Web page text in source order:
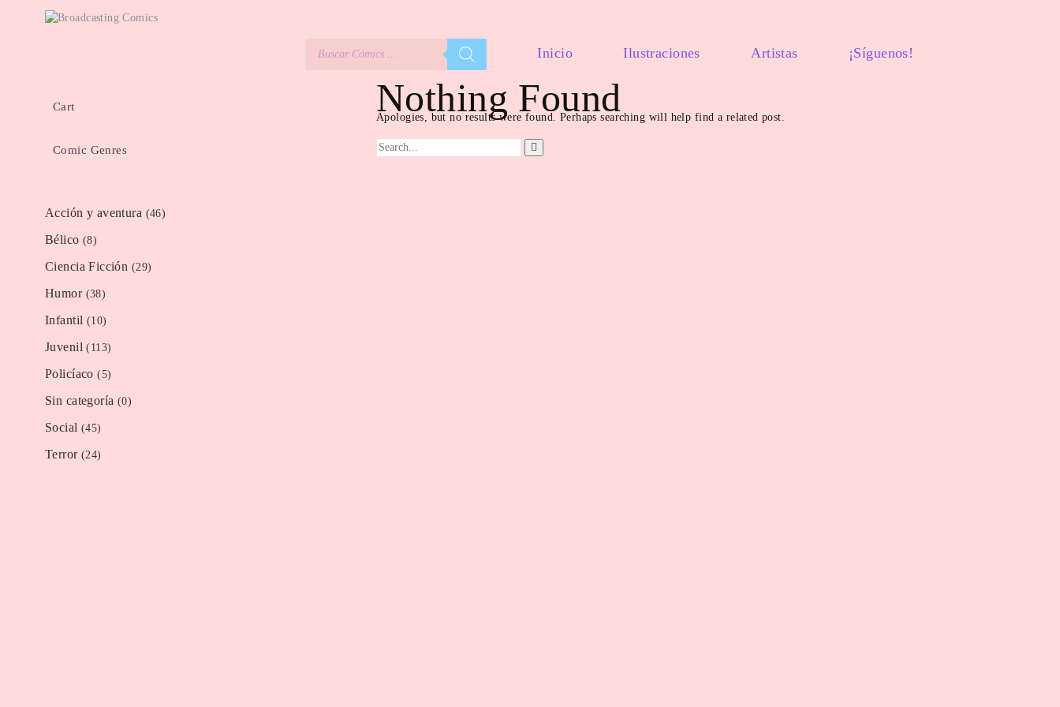
Inicio Ilustraciones Artistas ¡Síguenos!
Cart
Comic Genres
Acción y aventura (46)
Bélico (8)
Ciencia Ficción (29)
Humor (38)
Infantil (10)
Juvenil (113)
Policíaco (5)
Sin categoría (0)
Social (45)
Terror (24)
Nothing Found
Apologies, but no results were found. Perhaps searching will help find a related post.